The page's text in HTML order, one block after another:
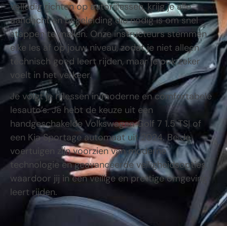
volledig richten op autorijlessen, krijg je alle
aandacht en begeleiding die nodig is om snel
stappen te maken. Onze instructeurs stemmen
elke les af op jouw niveau, zodat je niet alleen
technisch goed leert rijden, maar je ook zeker
voelt in het verkeer.
Je volgt je rijlessen in moderne en comfortabele
lesauto’s. Je hebt de keuze uit een
handgeschakelde Volkswagen Golf 7 1.5 TSI of
een Kia Sportage automaat uit 2024. Beide
voertuigen zijn voorzien van moderne
technologie en geavanceerde veiligheidsopties,
waardoor jij in een veilige en prettige omgeving
leert rijden.